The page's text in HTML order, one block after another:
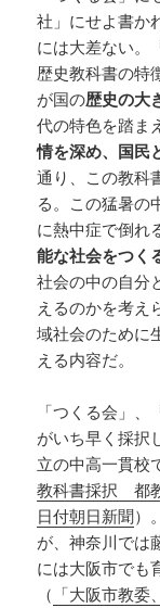
社」にせよ書か
には大差ない。
歴史教科書の特
が国の歴史の大
代の特色を踏ま
情を深め、国民
通り、この教科
る。この猛暑の
に熱中症で倒れ
能な社会をつく
社会の中の自分
えるのかを考え
域社会のために
える内容だ。
「つくる会」
がいち早く採択
立の中高一貫校
教科書採択 都
日付朝日新聞）
が、神奈川では
には大阪市でも
（ 「大阪市教